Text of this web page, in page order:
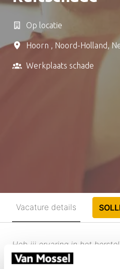
Op locatie
Hoorn , Noord-Holland,
Werkplaats schade
Vacature details
Heb jij ervaring in het
vervangen van autoruiten?